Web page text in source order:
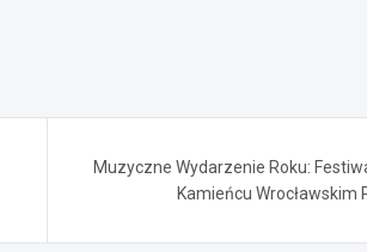
Muzyczne Wydarzenie Roku:
Kamieńcu Wrocławskim